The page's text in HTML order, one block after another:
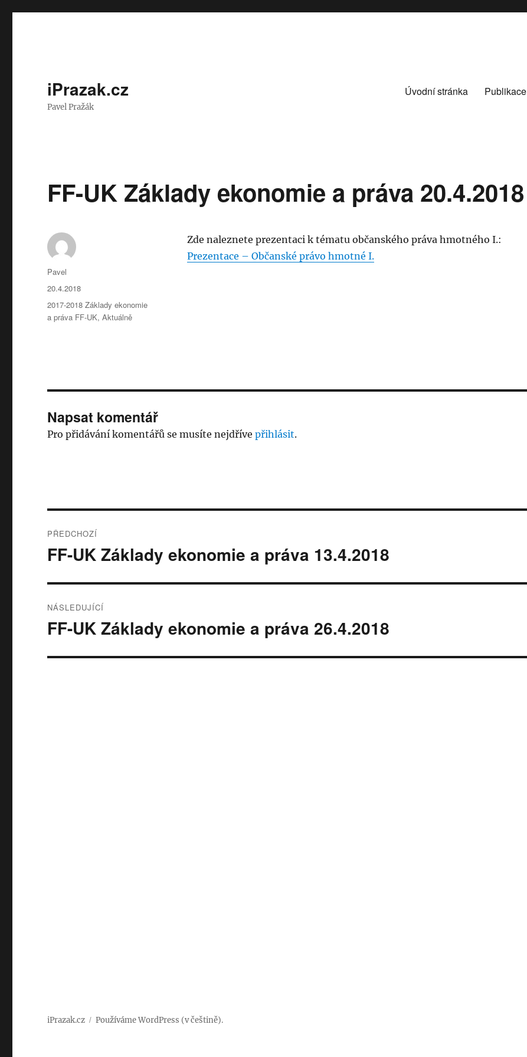
iPrazak.cz
Pavel Pražák
Úvodní stránka Publikace
FF-UK Základy ekonomie a práva 20.4.2018
Zde naleznete prezentaci k tématu občanského práva hmotného I.:
Prezentace – Občanské právo hmotné I.
Autor:
Pavel
Publikováno:
20.4.2018
Rubriky:
2017-2018 Základy ekonomie
a práva FF-UK,Aktuálně
Napsat komentář
Pro přidávání komentářů se musíte nejdřívepřihlásit.
pro
PŘEDCHOZÍ
Předchozí
FF-UK Základy ekonomie a práva 13.4.2018
NÁSLEDUJÍCÍ
Následující
FF-UK Základy ekonomie a práva 26.4.2018
iPrazak.cz Používáme WordPress (v češtině).